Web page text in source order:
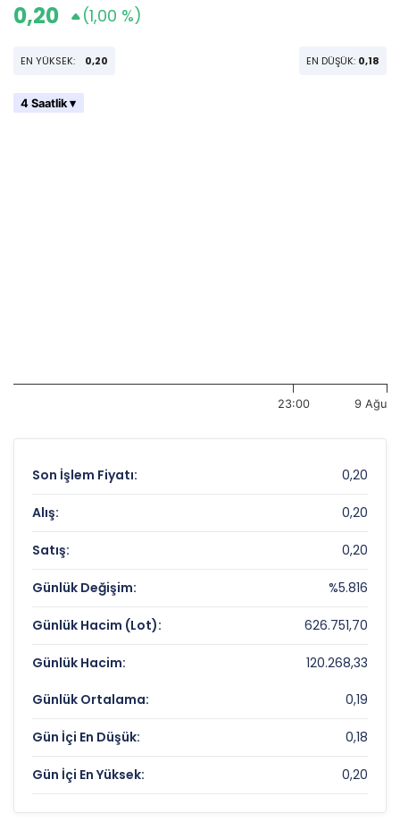
0,20 (1,00 %)
EN YÜKSEK: 0,20 EN DÜŞÜK: 0,18
4 Saatlik ▾
23:00 9 Ağu
Son İşlem Fiyatı: 0,20
Alış: 0,20
Satış: 0,20
Günlük Değişim: %5.816
Günlük Hacim (Lot): 626.751,70
Günlük Hacim: 120.268,33
Günlük Ortalama: 0,19
Gün İçi En Düşük: 0,18
Gün İçi En Yüksek: 0,20